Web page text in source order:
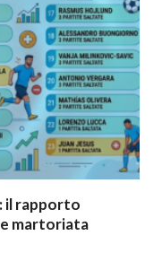
il rapporto
martoriata